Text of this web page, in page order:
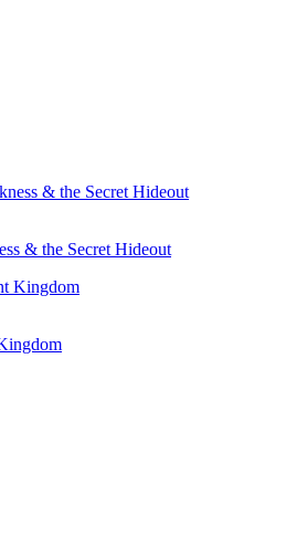
& the Secret Hideout